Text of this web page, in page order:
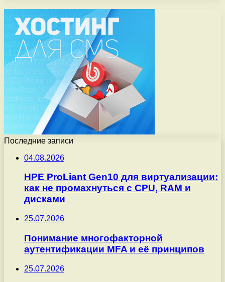
Последние записи
04.08.2026
HPE ProLiant Gen10 для виртуализации:
как не промахнуться с CPU, RAM и
дисками
25.07.2026
Понимание многофакторной
аутентификации MFA и её принципов
25.07.2026